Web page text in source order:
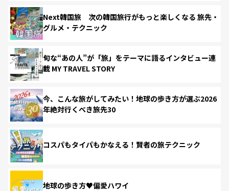
Next韓国旅 次の韓国旅行がもっと楽しくなる 旅先・
グルメ・テクニック
旬な“あの人”が「旅」をテーマに語るインタビュー連
載 MY TRAVEL STORY
今、こんな旅がしてみたい！地球の歩き方が選ぶ2026
年絶対行くべき旅先30
コスパもタイパもかなえる！賢者の旅テクニック
地球の歩き方♥偏愛ハワイ